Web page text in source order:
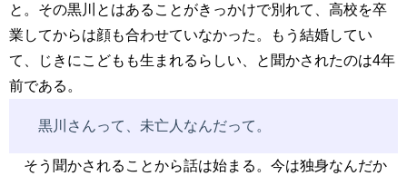
と。その黒川とはあることがきっかけで別れて、高校を卒
業してからは顔も合わせていなかった。もう結婚してい
て、じきにこどもも生まれるらしい、と聞かされたのは4年
前である。
黒川さんって、未亡人なんだって。
そう聞かされることから話は始まる。今は独身なんだか